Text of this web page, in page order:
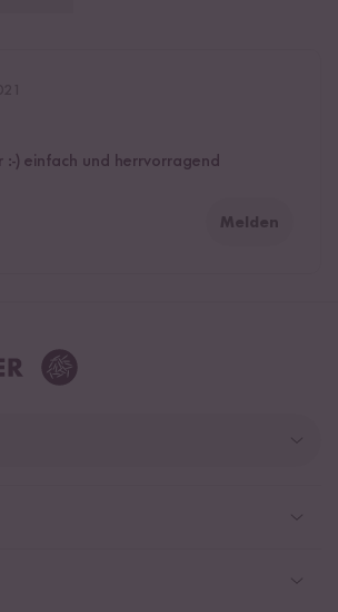
:-) einfach und herrvorragend
Melden